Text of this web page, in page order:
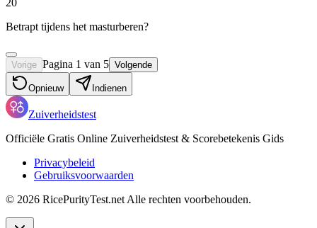
Betrapt tijdens het masturberen?
Vorige Pagina 1 van 5 Volgende
Opnieuw Indienen
Zuiverheidstest
Officiële Gratis Online Zuiverheidstest & Scorebetekenis Gids
Privacybeleid
Gebruiksvoorwaarden
© 2026 RicePurityTest.net Alle rechten voorbehouden.